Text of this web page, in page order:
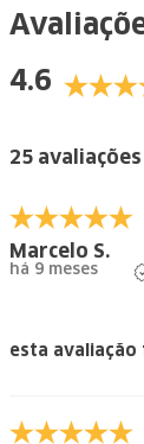
4.6
25 avaliações
Marcelo S.
há 9 meses
esta avaliação